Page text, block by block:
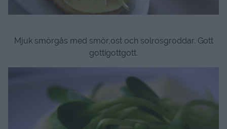
Mjuk smörgås med smör,ost och solrosgroddar. Gott
gottigottgott.